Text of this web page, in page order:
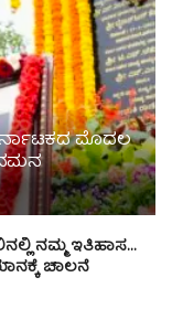
ಮೊದಲ
ನಮನ
ನಮ್ಮ ಇತಿಹಾಸ…
ಚಾಲನೆ